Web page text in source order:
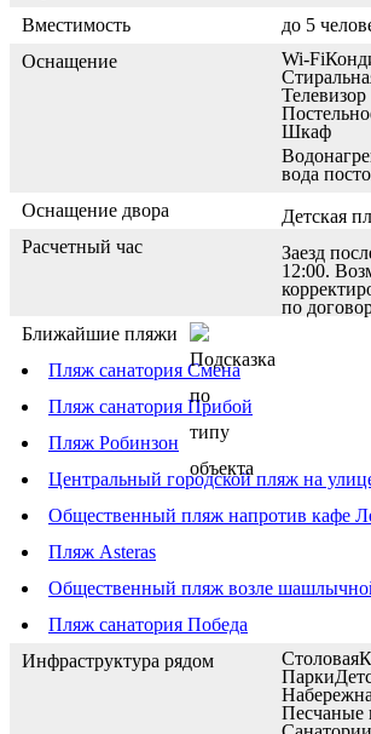
Вместимость
до 5
Оснащение
Wi-Fi
Телевизор
Шкаф
вода
Оснащение двора
Детская
Расчетный час
Заезд
12:00.
по
Ближайшие пляжи
Пляж санатория Смена
Пляж санатория Прибой
Пляж Робинзон
Центральный городской пляж на
Общественный пляж напротив кафе
Пляж Asteras
Общественный пляж возле
Пляж санатория Победа
Инфраструктура рядом
Столовая
Парки
Песчаные